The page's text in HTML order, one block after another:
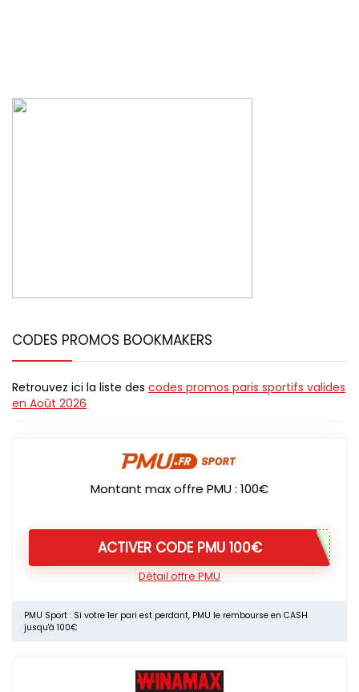
CODES PROMOS BOOKMAKERS
Retrouvez ici la liste des codes promos paris sportifs valides
en Août 2026
Montant max offre PMU : 100€
ACTIVER CODE PMU 100€
Détail offre PMU
PMU Sport : Si votre 1er pari est perdant, PMU le rembourse en CASH
jusqu'à 100€